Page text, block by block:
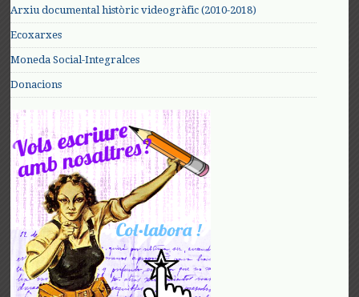
Arxiu documental històric videogràfic (2010-2018)
Ecoxarxes
Moneda Social-Integralces
Donacions